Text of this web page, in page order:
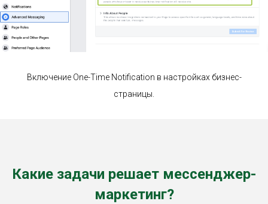
Включение One-Time Notification в настройках бизнес-
страницы.
Какие задачи решает мессенджер-
маркетинг?